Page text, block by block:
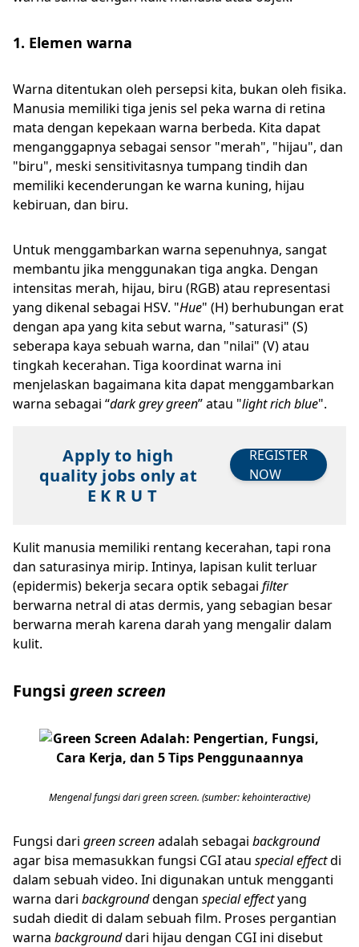
1. Elemen warna
Warna ditentukan oleh persepsi kita, bukan oleh fisika.
Manusia memiliki tiga jenis sel peka warna di retina
mata dengan kepekaan warna berbeda. Kita dapat
menganggapnya sebagai sensor "merah", "hijau", dan
"biru", meski sensitivitasnya tumpang tindih dan
memiliki kecenderungan ke warna kuning, hijau
kebiruan, dan biru.
Untuk menggambarkan warna sepenuhnya, sangat
membantu jika menggunakan tiga angka. Dengan
intensitas merah, hijau, biru (RGB) atau representasi
yang dikenal sebagai HSV. "Hue" (H) berhubungan erat
dengan apa yang kita sebut warna, "saturasi" (S)
seberapa kaya sebuah warna, dan "nilai" (V) atau
tingkah kecerahan. Tiga koordinat warna ini
menjelaskan bagaimana kita dapat menggambarkan
warna sebagai “dark grey green” atau "light rich blue".
Apply to high
quality jobs only at
E K R U T
REGISTER
NOW
Kulit manusia memiliki rentang kecerahan, tapi rona
dan saturasinya mirip. Intinya, lapisan kulit terluar
(epidermis) bekerja secara optik sebagai filter
berwarna netral di atas dermis, yang sebagian besar
berwarna merah karena darah yang mengalir dalam
kulit.
Fungsi green screen
Mengenal fungsi dari green screen. (sumber: kehointeractive)
Fungsi dari green screenadalah sebagai background
agar bisa memasukkan fungsi CGI atau special effectdi
dalam sebuah video. Ini digunakan untuk mengganti
warna dari backgrounddengan special effectyang
sudah diedit di dalam sebuah film. Proses pergantian
warna backgrounddari hijau dengan CGI ini disebut